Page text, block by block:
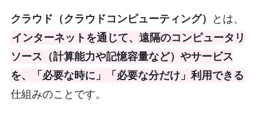
クラウド（クラウドコンピューティング）
とは、
インターネットを通じて、遠隔のコンピュータリ
ソース（計算能力や記憶容量など）やサービス
を、「必要な時に」「必要な分だけ」利用できる
仕組みのことです。